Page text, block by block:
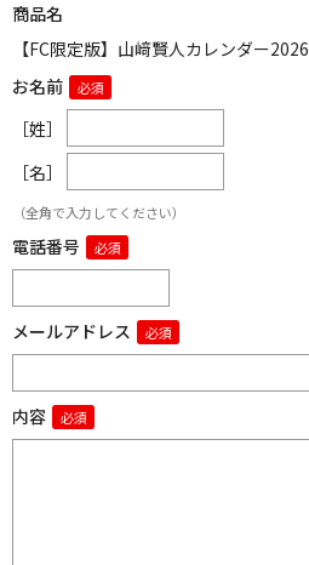
商品名
【FC限定版】山﨑賢人カレンダー2026
お名前
［姓］
［名］
（全角で入力してください）
電話番号
メールアドレス
内容